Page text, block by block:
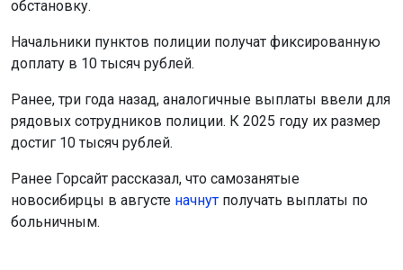
обстановку.
Начальники пунктов полиции получат фиксированную
доплату в 10 тысяч рублей.
Ранее, три года назад, аналогичные выплаты ввели для
рядовых сотрудников полиции. К 2025 году их размер
достиг 10 тысяч рублей.
Ранее Горсайт рассказал, что самозанятые
новосибирцы в августе начнут получать выплаты по
больничным.